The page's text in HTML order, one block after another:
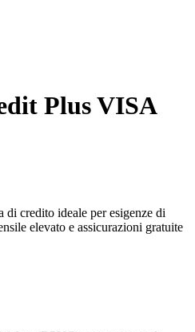
Plus VISA
credito ideale per esigenze di
elevato e assicurazioni gratuite